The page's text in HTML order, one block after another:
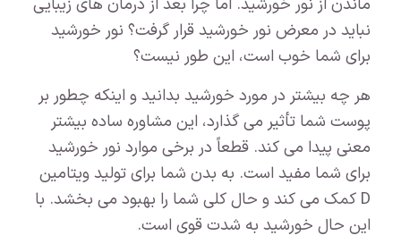
ماندن از نور خورشید. اما چرا بعد از درمان های زیبایی
نباید در معرض نور خورشید قرار گرفت؟ نور خورشید
برای شما خوب است، این طور نیست؟
هر چه بیشتر در مورد خورشید بدانید و اینکه چطور بر
پوست شما تأثیر می گذارد، این مشاوره ساده بیشتر
معنی پیدا می کند. قطعاً در برخی موارد نور خورشید
برای شما مفید است. به بدن شما برای تولید ویتامین
D کمک می کند و حال کلی شما را بهبود می بخشد. با
این حال خورشید به شدت قوی است.